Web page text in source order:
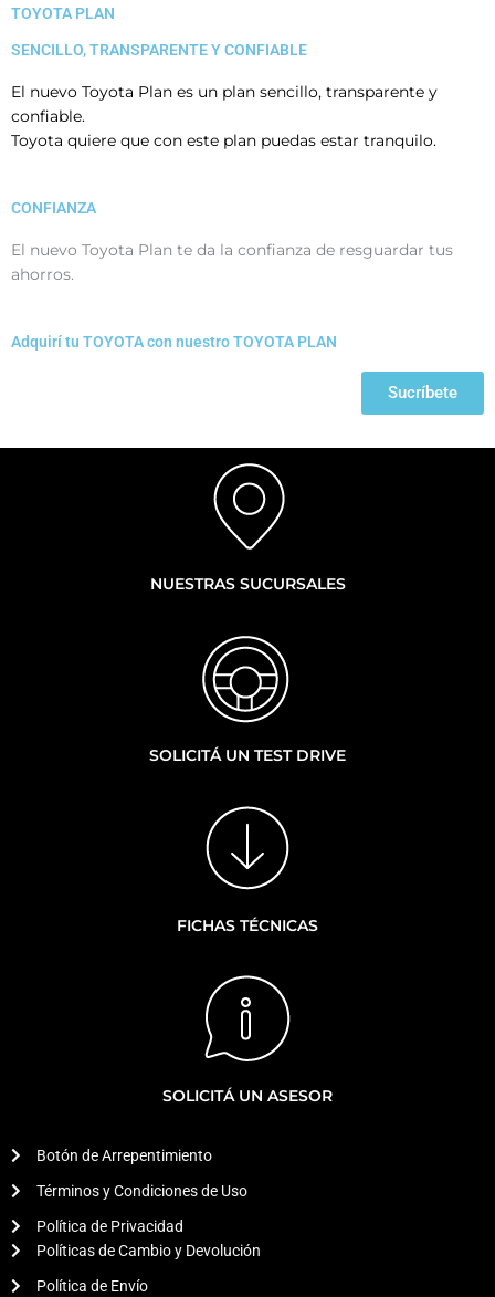
TOYOTA PLAN
SENCILLO, TRANSPARENTE Y CONFIABLE
El nuevo Toyota Plan es un plan sencillo, transparente y
confiable.
Toyota quiere que con este plan puedas estar tranquilo.
CONFIANZA
El nuevo Toyota Plan te da la confianza de resguardar tus
ahorros.
Adquirí tu TOYOTA con nuestro TOYOTA PLAN
Sucríbete
NUESTRAS SUCURSALES
SOLICITÁ UN TEST DRIVE
FICHAS TÉCNICAS
SOLICITÁ UN ASESOR
Botón de Arrepentimiento
Términos y Condiciones de Uso
Política de Privacidad
Políticas de Cambio y Devolución
Política de Envío